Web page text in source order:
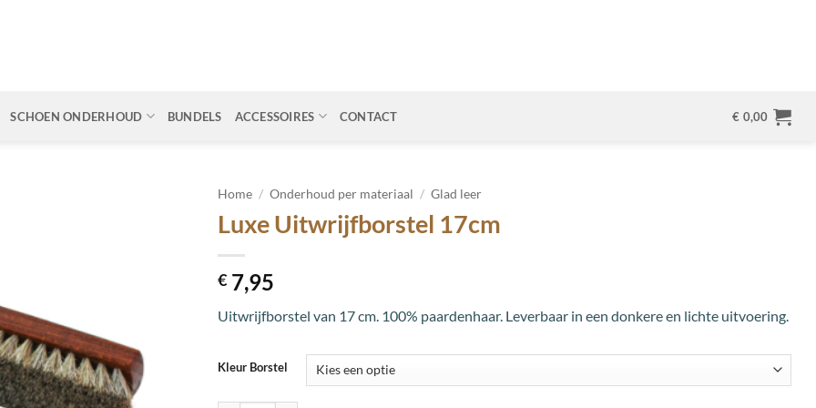
SCHOEN ONDERHOUD BUNDELS ACCESSOIRES CONTACT € 0,00
Home / Onderhoud per materiaal / Glad leer
Luxe Uitwrijfborstel 17cm
€ 7,95
Uitwrijfborstel van 17 cm. 100% paardenhaar. Leverbaar in een donkere en lichte uitvoering.
Kleur Borstel